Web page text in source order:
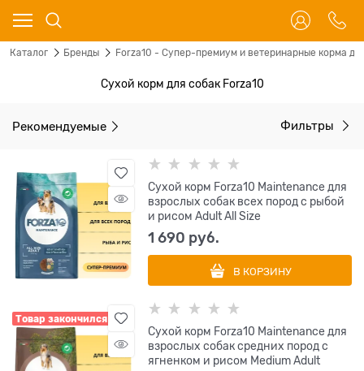
Каталог Бренды Forza10 - Супер-премиум и ветеринарные корма
Сухой корм для собак Forza10
Рекомендуемые Фильтры
Сухой корм Forza10 Maintenance для
взрослых собак всех пород с рыбой
и рисом Adult All Size
1 690 руб.
В КОРЗИНУ
Товар закончился
Сухой корм Forza10 Maintenance для
взрослых собак средних пород с
ягненком и рисом Medium Adult